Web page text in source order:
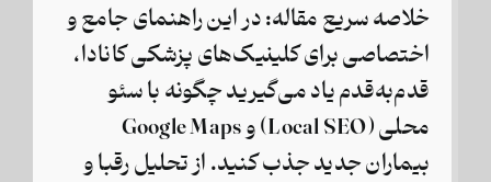
خلاصه سریع مقاله:در این راهنمای جامع و
اختصاصی برای کلینیک‌های پزشکی کانادا،
قدم‌به‌قدم یاد می‌گیرید چگونه باسئو
محلی (Local SEO)
وGoogle Maps
بیماران جدید جذب کنید. از تحلیل رقبا و